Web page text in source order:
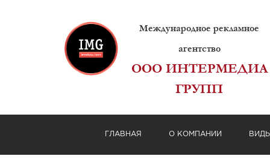
Международное рекламное
агентство
ООО ИНТЕРМЕДИА
ГРУПП
ГЛАВНАЯ О КОМПАНИИ